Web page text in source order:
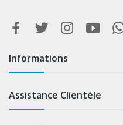
Informations
Assistance Clientèle